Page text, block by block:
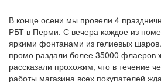
В конце осени мы провели 4
РБТ в Перми. С вечера каждое из
яркими фонтанами из гелиевых
промо раздали более 35000 флаеров
рассказали прохожим, что в течение
работы магазина всех покупателей